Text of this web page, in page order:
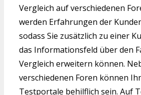
Vergleich auf verschiedenen
werden Erfahrungen der
sodass Sie zusätzlich zu einer
das Informationsfeld über den
Vergleich erweitern können.
verschiedenen Foren können
Testportale behilflich sein. Auf